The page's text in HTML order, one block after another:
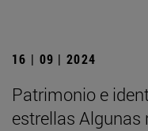
16 | 09 | 2024
Patrimonio e
estrellas Algunas